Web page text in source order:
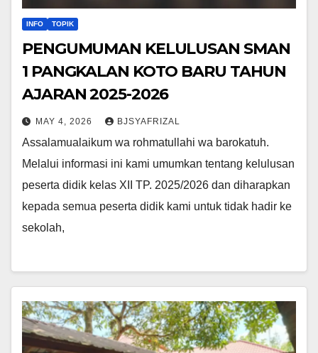
INFO TOPIK
PENGUMUMAN KELULUSAN SMAN
1 PANGKALAN KOTO BARU TAHUN
AJARAN 2025-2026
MAY 4, 2026 BJSYAFRIZAL
Assalamualaikum wa rohmatullahi wa barokatuh.
Melalui informasi ini kami umumkan tentang kelulusan
peserta didik kelas XII TP. 2025/2026 dan diharapkan
kepada semua peserta didik kami untuk tidak hadir ke
sekolah,